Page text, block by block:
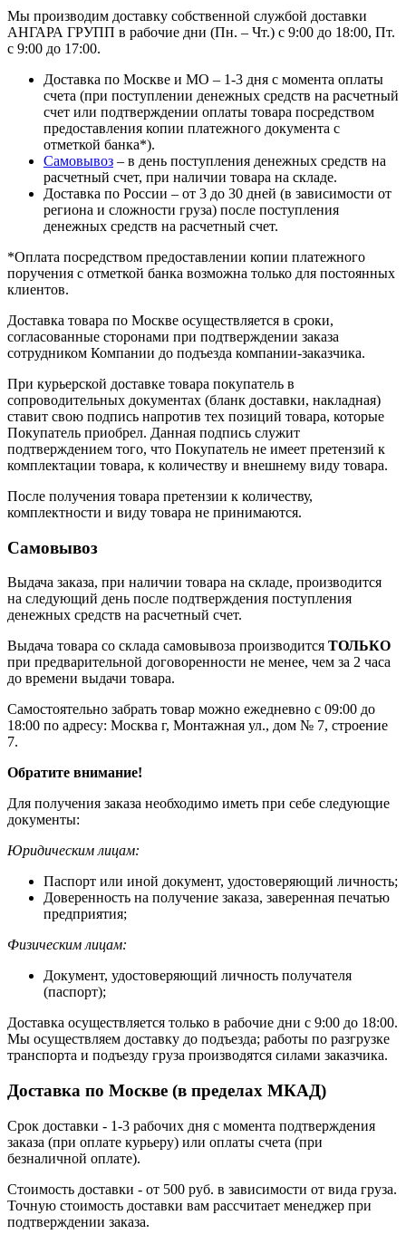
Мы производим доставку собственной службой доставки
АНГАРА ГРУПП в рабочие дни (Пн. – Чт.) с 9:00 до 18:00, Пт.
с 9:00 до 17:00.
Доставка по Москве и МО – 1-3 дня с момента оплаты
счета (при поступлении денежных средств на расчетный
счет или подтверждении оплаты товара посредством
предоставления копии платежного документа с
отметкой банка*).
Самовывоз – в день поступления денежных средств на
расчетный счет, при наличии товара на складе.
Доставка по России – от 3 до 30 дней (в зависимости от
региона и сложности груза) после поступления
денежных средств на расчетный счет.
*Оплата посредством предоставлении копии платежного
поручения с отметкой банка возможна только для постоянных
клиентов.
Доставка товара по Москве осуществляется в сроки,
согласованные сторонами при подтверждении заказа
сотрудником Компании до подъезда компании-заказчика.
При курьерской доставке товара покупатель в
сопроводительных документах (бланк доставки, накладная)
ставит свою подпись напротив тех позиций товара, которые
Покупатель приобрел. Данная подпись служит
подтверждением того, что Покупатель не имеет претензий к
комплектации товара, к количеству и внешнему виду товара.
После получения товара претензии к количеству,
комплектности и виду товара не принимаются.
Самовывоз
Выдача заказа, при наличии товара на складе, производится
на следующий день после подтверждения поступления
денежных средств на расчетный счет.
Выдача товара со склада самовывоза производится ТОЛЬКО
при предварительной договоренности не менее, чем за 2 часа
до времени выдачи товара.
Самостоятельно забрать товар можно ежедневно с 09:00 до
18:00 по адресу: Москва г, Монтажная ул., дом № 7, строение
7.
Обратите внимание!
Для получения заказа необходимо иметь при себе следующие
документы:
Юридическим лицам:
Паспорт или иной документ, удостоверяющий личность;
Доверенность на получение заказа, заверенная печатью
предприятия;
Физическим лицам:
Документ, удостоверяющий личность получателя
(паспорт);
Доставка осуществляется только в рабочие дни с 9:00 до 18:00.
Мы осуществляем доставку до подъезда; работы по разгрузке
транспорта и подъезду груза производятся силами заказчика.
Доставка по Москве (в пределах МКАД)
Срок доставки - 1-3 рабочих дня с момента подтверждения
заказа (при оплате курьеру) или оплаты счета (при
безналичной оплате).
Стоимость доставки - от 500 руб. в зависимости от вида груза.
Точную стоимость доставки вам рассчитает менеджер при
подтверждении заказа.